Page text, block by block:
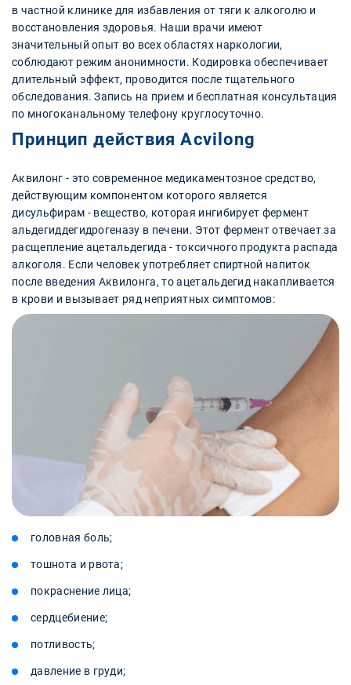
в частной клинике для избавления от тяги к алкоголю и
восстановления здоровья. Наши врачи имеют
значительный опыт во всех областях наркологии,
соблюдают режим анонимности. Кодировка обеспечивает
длительный эффект, проводится после тщательного
обследования. Запись на прием и бесплатная консультация
по многоканальному телефону круглосуточно.
Принцип действия Acvilong
Аквилонг - это современное медикаментозное средство,
действующим компонентом которого является
дисульфирам - вещество, которая ингибирует фермент
альдегиддегидрогеназу в печени. Этот фермент отвечает за
расщепление ацетальдегида - токсичного продукта распада
алкоголя. Если человек употребляет спиртной напиток
после введения Аквилонга, то ацетальдегид накапливается
в крови и вызывает ряд неприятных симптомов:
головная боль;
тошнота и рвота;
покраснение лица;
сердцебиение;
потливость;
давление в груди;